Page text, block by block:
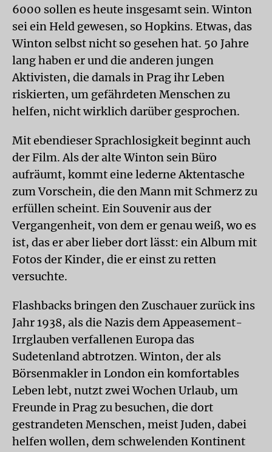
6000 sollen es heute insgesamt sein. Winton
sei ein Held gewesen, so Hopkins. Etwas, das
Winton selbst nicht so gesehen hat. 50 Jahre
lang haben er und die anderen jungen
Aktivisten, die damals in Prag ihr Leben
riskierten, um gefährdeten Menschen zu
helfen, nicht wirklich darüber gesprochen.
Mit ebendieser Sprachlosigkeit beginnt auch
der Film. Als der alte Winton sein Büro
aufräumt, kommt eine lederne Aktentasche
zum Vorschein, die den Mann mit Schmerz zu
erfüllen scheint. Ein Souvenir aus der
Vergangenheit, von dem er genau weiß, wo es
ist, das er aber lieber dort lässt: ein Album mit
Fotos der Kinder, die er einst zu retten
versuchte.
Flashbacks bringen den Zuschauer zurück ins
Jahr 1938, als die Nazis dem Appeasement-
Irrglauben verfallenen Europa das
Sudetenland abtrotzen. Winton, der als
Börsenmakler in London ein komfortables
Leben lebt, nutzt zwei Wochen Urlaub, um
Freunde in Prag zu besuchen, die dort
gestrandeten Menschen, meist Juden, dabei
helfen wollen, dem schwelenden Kontinent